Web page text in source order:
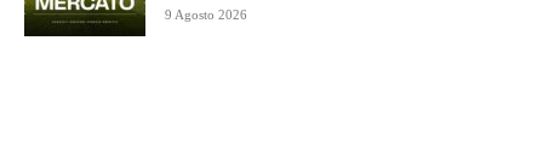
9 Agosto 2026